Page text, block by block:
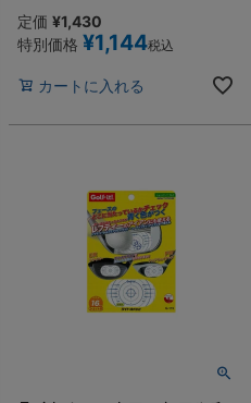
定価 ¥1,430
特別価格 ¥1,144税込
カートに入れる